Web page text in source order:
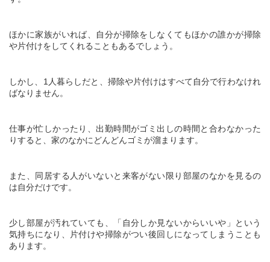
ほかに家族がいれば、自分が掃除をしなくてもほかの誰かが掃除
や片付けをしてくれることもあるでしょう。
しかし、 1 人暮らしだと、掃除や片付けはすべて自分で行わなけれ
ばなりません。
仕事が忙しかったり、出勤時間がゴミ出しの時間と合わなかった
りすると、家のなかにどんどんゴミが溜まります。
また、同居する人がいないと来客がない限り部屋のなかを見るの
は自分だけです。
少し部屋が汚れていても、「自分しか見ないからいいや」という
気持ちになり、片付けや掃除がつい後回しになってしまうことも
あります。